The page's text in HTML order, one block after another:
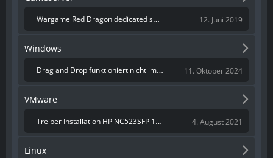
Wargame Red Dragon dedicated server unter 64-bit Debian/Ubuntu starten
12. Juni 2019
Windows
Drag and Drop funktioniert nicht im Windows 10
11. Oktober 2024
VMware
Treiber Installation HP NC523SFP 10Gb Netzwerkkarte auf vSphere 6.7
4. August 2021
Linux